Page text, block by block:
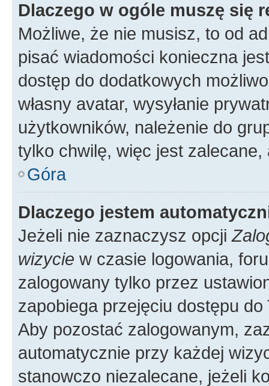
Dlaczego w ogóle muszę się
Możliwe, że nie musisz, to od
pisać wiadomości konieczna
dostęp do dodatkowych
własny avatar, wysyłanie
użytkowników, należenie do
tylko chwilę, więc jest zalecane,
Góra
Dlaczego jestem
Jeżeli nie zaznaczysz opcji
wizycie w czasie logowania,
zalogowany tylko przez
zapobiega przejęciu dostępu
Aby pozostać zalogowanym,
automatycznie przy każdej
stanowczo niezalecane, jeżeli